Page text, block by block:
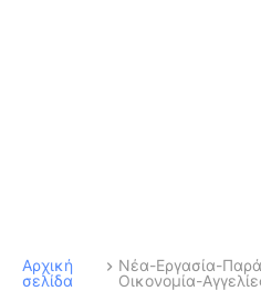
Αρχική
σελίδα
Νέα-Εργασία-
Οικονομία-